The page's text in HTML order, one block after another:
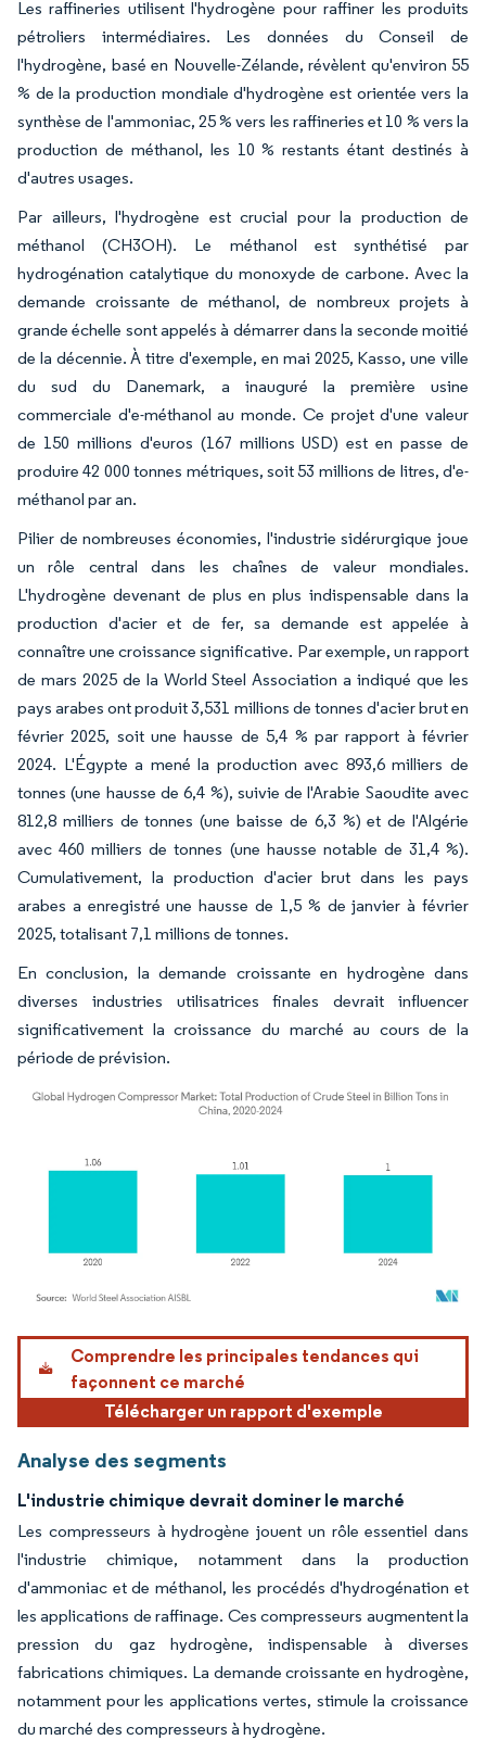
Les raffineries utilisent l'hydrogène pour raffiner les produits
pétroliers intermédiaires. Les données du Conseil de
l'hydrogène, basé en Nouvelle-Zélande, révèlent qu'environ 55
% de la production mondiale d'hydrogène est orientée vers la
synthèse de l'ammoniac, 25 % vers les raffineries et 10 % vers la
production de méthanol, les 10 % restants étant destinés à
d'autres usages.
Par ailleurs, l'hydrogène est crucial pour la production de
méthanol (CH3OH). Le méthanol est synthétisé par
hydrogénation catalytique du monoxyde de carbone. Avec la
demande croissante de méthanol, de nombreux projets à
grande échelle sont appelés à démarrer dans la seconde moitié
de la décennie. À titre d'exemple, en mai 2025, Kasso, une ville
du sud du Danemark, a inauguré la première usine
commerciale d'e-méthanol au monde. Ce projet d'une valeur
de 150 millions d'euros (167 millions USD) est en passe de
produire 42 000 tonnes métriques, soit 53 millions de litres, d'e-
méthanol par an.
Pilier de nombreuses économies, l'industrie sidérurgique joue
un rôle central dans les chaînes de valeur mondiales.
L'hydrogène devenant de plus en plus indispensable dans la
production d'acier et de fer, sa demande est appelée à
connaître une croissance significative. Par exemple, un rapport
de mars 2025 de la World Steel Association a indiqué que les
pays arabes ont produit 3,531 millions de tonnes d'acier brut en
février 2025, soit une hausse de 5,4 % par rapport à février
2024. L'Égypte a mené la production avec 893,6 milliers de
tonnes (une hausse de 6,4 %), suivie de l'Arabie Saoudite avec
812,8 milliers de tonnes (une baisse de 6,3 %) et de l'Algérie
avec 460 milliers de tonnes (une hausse notable de 31,4 %).
Cumulativement, la production d'acier brut dans les pays
arabes a enregistré une hausse de 1,5 % de janvier à février
2025, totalisant 7,1 millions de tonnes.
En conclusion, la demande croissante en hydrogène dans
diverses industries utilisatrices finales devrait influencer
significativement la croissance du marché au cours de la
période de prévision.
Image © Mordor Intelligence. La réutilisation nécessite une attribution sous CC BY
Comprendre les principales tendances qui
façonnent ce marché
Télécharger un rapport d'exemple
Analyse des segments
L'industrie chimique devrait dominer le marché
Les compresseurs à hydrogène jouent un rôle essentiel dans
l'industrie chimique, notamment dans la production
d'ammoniac et de méthanol, les procédés d'hydrogénation et
les applications de raffinage. Ces compresseurs augmentent la
pression du gaz hydrogène, indispensable à diverses
fabrications chimiques. La demande croissante en hydrogène,
notamment pour les applications vertes, stimule la croissance
du marché des compresseurs à hydrogène.